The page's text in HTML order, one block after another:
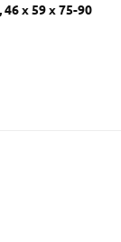
х 59 х 75-90